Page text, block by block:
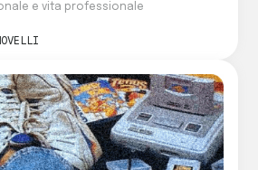
e vita professionale